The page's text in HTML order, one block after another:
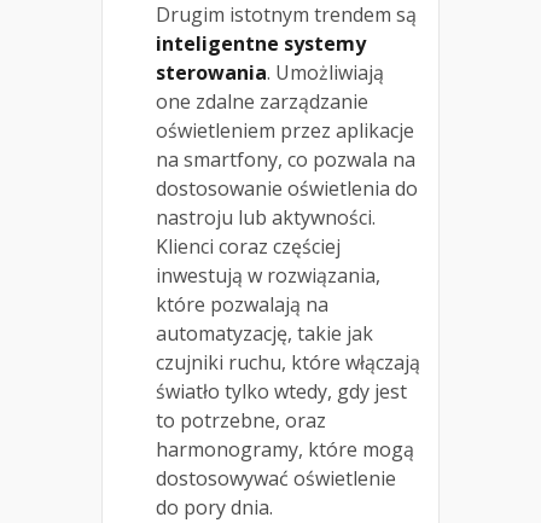
Drugim istotnym trendem są
inteligentne systemy
sterowania. Umożliwiają
one zdalne zarządzanie
oświetleniem przez aplikacje
na smartfony, co pozwala na
dostosowanie oświetlenia do
nastroju lub aktywności.
Klienci coraz częściej
inwestują w rozwiązania,
które pozwalają na
automatyzację, takie jak
czujniki ruchu, które włączają
światło tylko wtedy, gdy jest
to potrzebne, oraz
harmonogramy, które mogą
dostosowywać oświetlenie
do pory dnia.